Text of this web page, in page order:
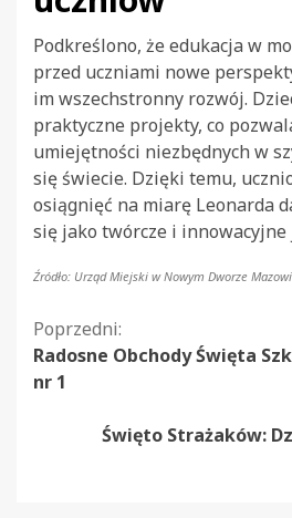
Podkreślono, że edukacja w
przed uczniami nowe
im wszechstronny rozwój.
praktyczne projekty, co
umiejętności niezbędnych w
się świecie. Dzięki temu,
osiągnięć na miarę Leonarda
się jako twórcze i innowacyjne
Źródło: Urząd Miejski w Nowym Dworze
Kontynuuj
czytanie
Poprzedni:
Radosne Obchody Święta
nr 1
Święto Strażaków: